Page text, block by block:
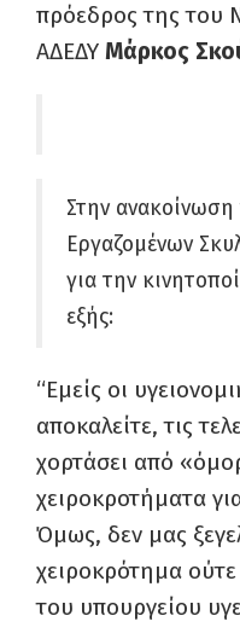
πρόεδρος της του
ΑΔΕΔΥ Μάρκος
Στην
Εργαζομένων
για την
εξής:
“Εμείς οι
αποκαλείτε, τις
χορτάσει από
χειροκροτήματα
Όμως, δεν μας
χειροκρότημα
του υπουργείου